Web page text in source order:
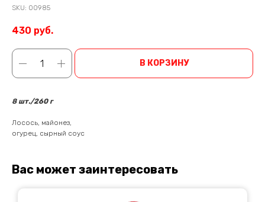
SKU: 00985
430 руб.
В КОРЗИНУ
8 шт./260 г
Лосось, майонез,
огурец, сырный соус
Вас может заинтересовать